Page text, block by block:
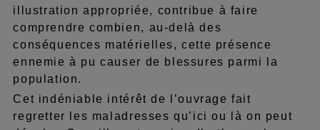
illustration appropriée, contribue à faire
comprendre combien, au-delà des
conséquences matérielles, cette présence
ennemie à pu causer de blessures parmi la
population.
Cet indéniable intérêt de l’ouvrage fait
regretter les maladresses qu’ici ou là on peut